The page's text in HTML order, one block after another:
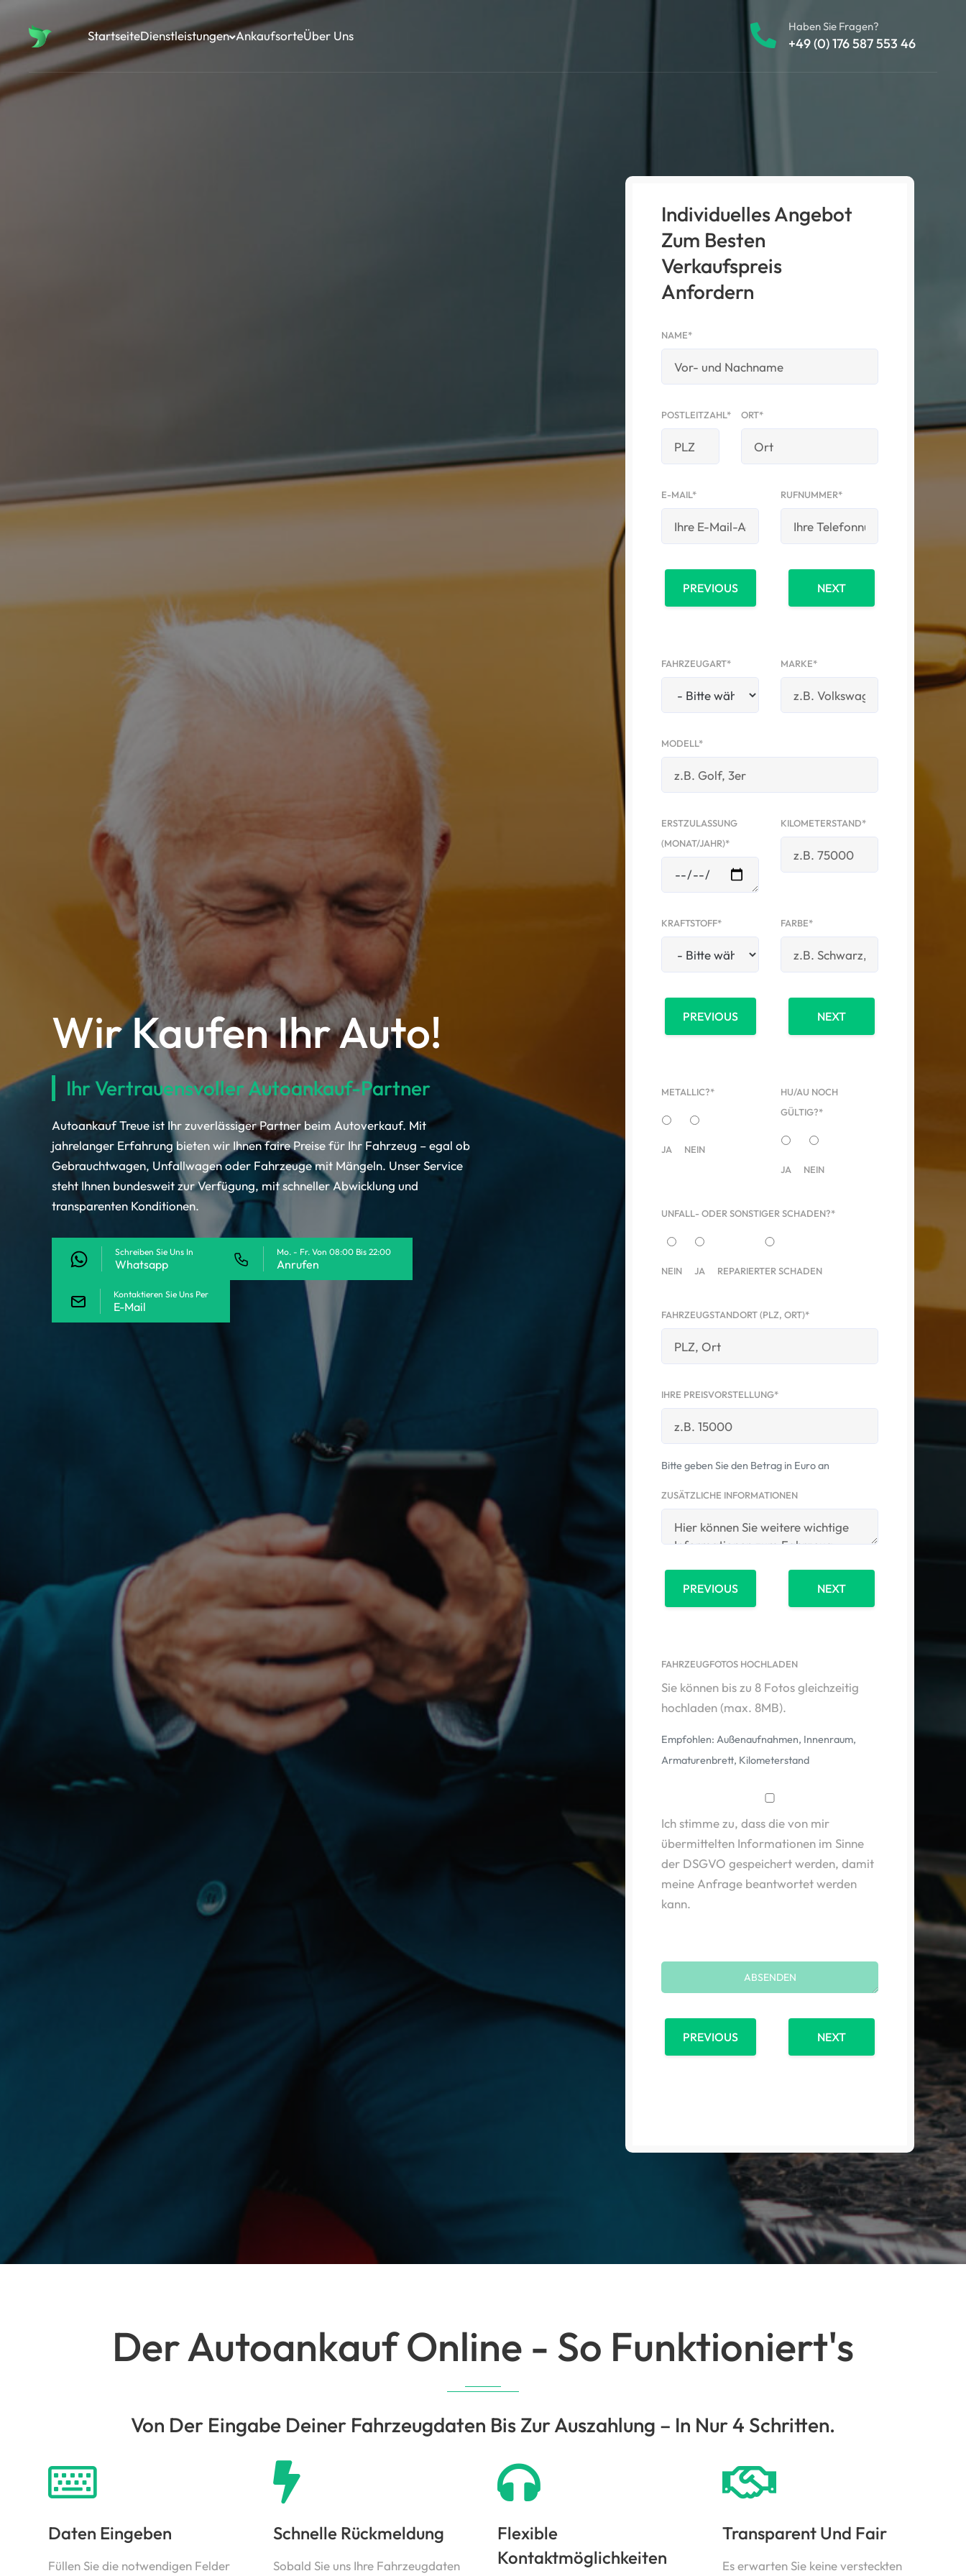
StartseiteDienstleistungen AnkaufsorteÜber Uns
Haben Sie Fragen?
+49 (0) 176 587 553 46
Wir Kaufen Ihr Auto!
Ihr Vertrauensvoller Autoankauf-Partner
Autoankauf Treue ist Ihr zuverlässiger Partner beim Autoverkauf. Mit
jahrelanger Erfahrung bieten wir Ihnen faire Preise für Ihr Fahrzeug – egal ob
Gebrauchtwagen, Unfallwagen oder Fahrzeuge mit Mängeln. Unser Service
steht Ihnen bundesweit zur Verfügung, mit schneller Abwicklung und
transparenten Konditionen.
Schreiben Sie Uns In
Whatsapp
Mo. - Fr. Von 08:00 Bis 22:00
Anrufen
Kontaktieren Sie Uns Per
E-Mail
Individuelles Angebot
Zum Besten
Verkaufspreis
Anfordern
NAME*
POSTLEITZAHL* ORT*
E-MAIL* RUFNUMMER*
PREVIOUS NEXT
FAHRZEUGART* MARKE*
MODELL*
ERSTZULASSUNG
(MONAT/JAHR)*
KILOMETERSTAND*
KRAFTSTOFF* FARBE*
PREVIOUS NEXT
METALLIC?*
JA NEIN
HU/AU NOCH
GÜLTIG?*
JA NEIN
UNFALL- ODER SONSTIGER SCHADEN?*
NEIN JA REPARIERTER SCHADEN
FAHRZEUGSTANDORT (PLZ, ORT)*
IHRE PREISVORSTELLUNG*
Bitte geben Sie den Betrag in Euro an
ZUSÄTZLICHE INFORMATIONEN
PREVIOUS NEXT
FAHRZEUGFOTOS HOCHLADEN
Sie können bis zu 8 Fotos gleichzeitig
hochladen (max. 8MB).
Empfohlen: Außenaufnahmen, Innenraum,
Armaturenbrett, Kilometerstand
Ich stimme zu, dass die von mir
übermittelten Informationen im Sinne
der DSGVO gespeichert werden, damit
meine Anfrage beantwortet werden
kann.
PREVIOUS NEXT
Der Autoankauf Online - So Funktioniert's
Von Der Eingabe Deiner Fahrzeugdaten Bis Zur Auszahlung – In Nur 4 Schritten.
Daten Eingeben
Füllen Sie die notwendigen Felder
Schnelle Rückmeldung
Sobald Sie uns Ihre Fahrzeugdaten
Flexible
Kontaktmöglichkeiten
Transparent Und Fair
Es erwarten Sie keine versteckten